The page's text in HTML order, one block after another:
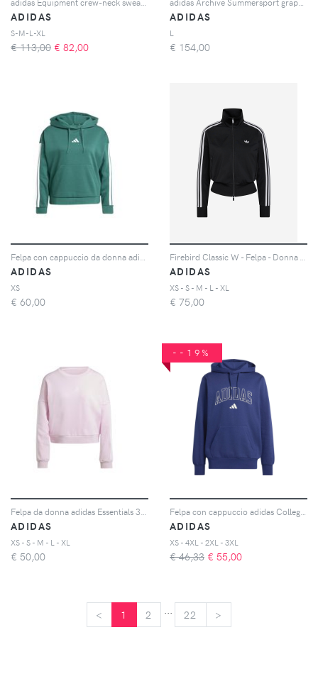
ADIDAS
S-M-L-XL
€ 113,00 € 82,00
ADIDAS
L
€ 154,00
ADIDAS
XS
€ 60,00
ADIDAS
XS - S - M - L - XL
€ 75,00
ADIDAS
XS - S - M - L - XL
€ 50,00
--19%
ADIDAS
XS - 4XL - 2XL - 3XL
€ 46,33 € 55,00
< 1 2 ... 22 >